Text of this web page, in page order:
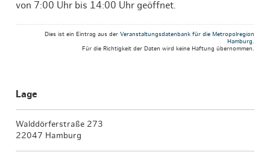
von 7:00 Uhr bis 14:00 Uhr geöffnet.
Dies ist ein Eintrag aus der Veranstaltungsdatenbank für die Metropolregion
Hamburg.
Für die Richtigkeit der Daten wird keine Haftung übernommen.
Lage
Walddörferstraße 273
22047 Hamburg